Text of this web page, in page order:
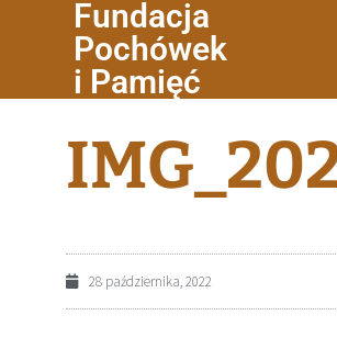
Fundacja
Pochówek
i Pamięć
28 października, 2022